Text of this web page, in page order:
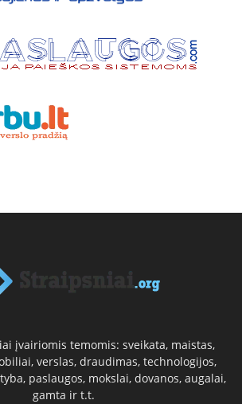
įvairiomis temomis: sveikata, maistas,
verslas, draudimas, technologijos,
paslaugos, mokslai, dovanos, augalai,
gamta ir t.t.